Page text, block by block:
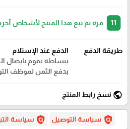
مرة تم بيع هذا المنتج لأشخاص
طريقة الدفع
الدفع عند الإستلام
ببساطة نقوم بايصال
بدفع الثمن لموظف
public نسخ رابط المنتج
policy سياسة التوصيل policy سياسة